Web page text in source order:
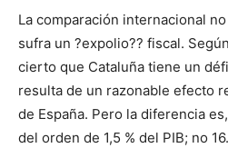
La comparación internacional
sufra un ?expolio?? fiscal.
cierto que Cataluña tiene un
resulta de un razonable efecto
de España. Pero la diferencia
del orden de 1,5 % del PIB; no